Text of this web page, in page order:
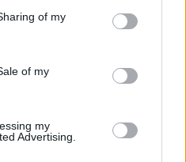
behaviour. You may click to
and its third-party tags to
purposes in below Google
of my
of my
my
Advertising.
της πολιτιστικής,
φυσικά έγινε μέσα
ουσιαστική διαλεκτική
εκπροσώπους του
έδινε χώρο σε
στους